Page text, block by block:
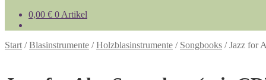
0,00 € 0 Artikel
Start /Blasinstrumente /Holzblasinstrumente / Songbooks /Jazz for